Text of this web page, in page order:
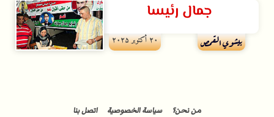
جمال رئيسا
بيشوي القمص ۲۰ أكتوبر ۲۰۲۵
من نحن؟ سياسة الخصوصية اتصل بنا